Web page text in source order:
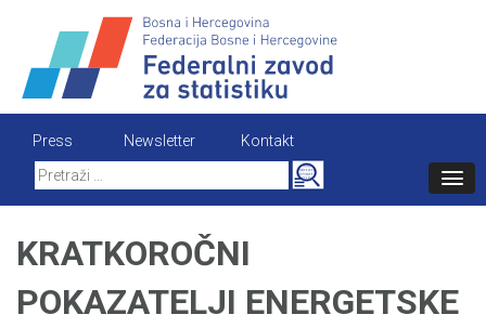
content
Press Newsletter
Kontakt
Search
for:
KRATKOROČNI
POKAZATELJI ENERGETSKE